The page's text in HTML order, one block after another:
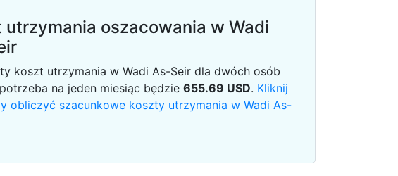
utrzymania oszacowania w Wadi
koszt utrzymania w Wadi As-Seir dla dwóch osób
na jeden miesiąc będzie 655.69 USD. Kliknij
obliczyć szacunkowe koszty utrzymania w Wadi As-